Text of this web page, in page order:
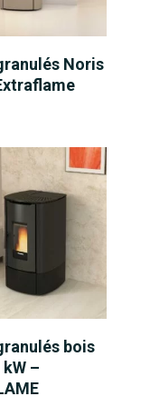
LA SUITE
Noris
LA SUITE bois
–